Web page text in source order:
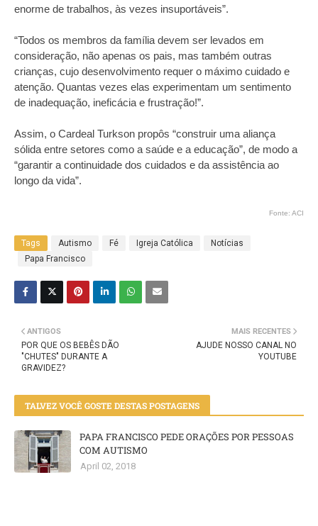
enorme de trabalhos, às vezes insuportáveis”.
“Todos os membros da família devem ser levados em
consideração, não apenas os pais, mas também outras
crianças, cujo desenvolvimento requer o máximo cuidado e
atenção. Quantas vezes elas experimentam um sentimento
de inadequação, ineficácia e frustração!”.
Assim, o Cardeal Turkson propôs “construir uma aliança
sólida entre setores como a saúde e a educação”, de modo a
“garantir a continuidade dos cuidados e da assistência ao
longo da vida”.
Fonte: ACI
Tags Autismo Fé Igreja Católica
Notícias
Papa Francisco
MAIS RECENTES
AJUDE NOSSO CANAL NO
YOUTUBE
ANTIGOS
POR QUE OS BEBÊS DÃO
"CHUTES" DURANTE A
GRAVIDEZ?
TALVEZ VOCÊ GOSTE DESTAS POSTAGENS
PAPA FRANCISCO PEDE ORAÇÕES POR PESSOAS
COM AUTISMO
April 02, 2018